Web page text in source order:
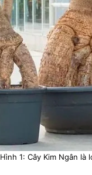
Hình 1: Cây Kim Ngân